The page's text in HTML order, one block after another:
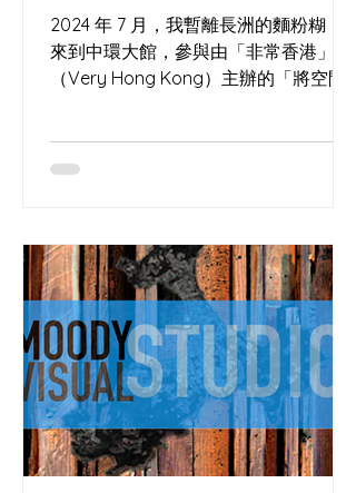
2024 年 7 月，我暫離長洲的麵粉糊，
來到中環大館，參與由「非常香港」
（Very Hong Kong）主辦的「將空間
Placemaking Convention）。 這場活
窗口巷 Window Alley 空間與酸種的玄
學：大館石階上的微氣候 一個烤麵包
的，為何跑去聽城市空間改造？ 因為做
酸種麵包（Sourdough）和地方營造
（Placemaking）本質上是同一門玄
學。沒有酵母的麵團只是死氣沉沉的死
麵；沒有人互動的鋼筋水泥，也只不過
是巨型墳場。 ( IMAGE ) 看看大館的洗
衣場石階。主辦方沒有砸重金裝潢，僅